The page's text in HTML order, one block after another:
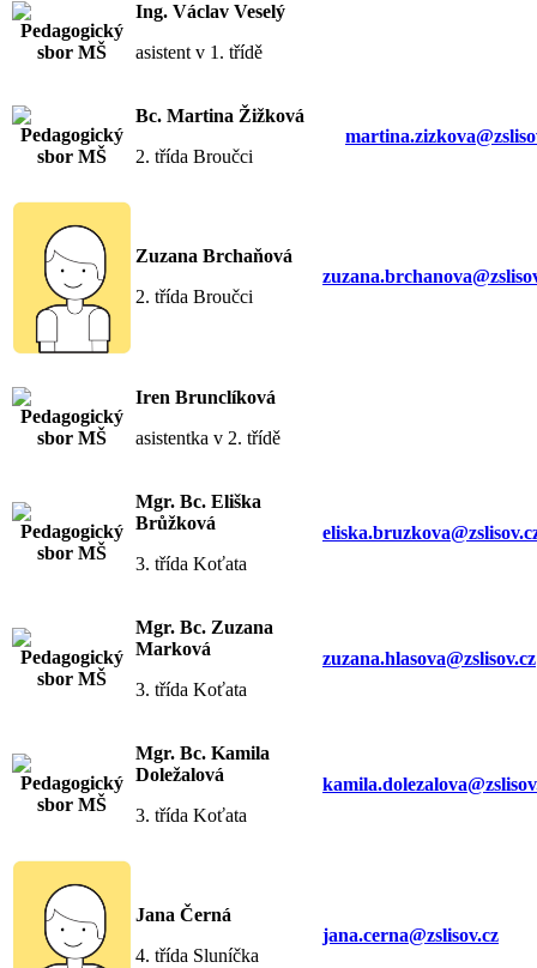
Ing. Václav Veselý
asistent v 1. třídě
Bc. Martina Žižková
2. třída Broučci
Zuzana Brchaňová
2. třída Broučci
Iren Brunclíková
asistentka v 2. třídě
Mgr. Bc. Eliška
Brůžková
3. třída Koťata
Mgr. Bc. Zuzana
Marková
3. třída Koťata
zuzana.hlasova@zslisov.cz
Mgr. Bc. Kamila
Doležalová
3. třída Koťata
Jana Černá
4. třída Sluníčka
jana.cerna@zslisov.cz